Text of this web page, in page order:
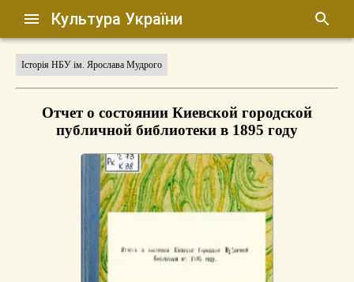
Культура України
Історія НБУ ім. Ярослава Мудрого
Отчет о состоянии Киевской городской
публичной библиотеки в 1895 году